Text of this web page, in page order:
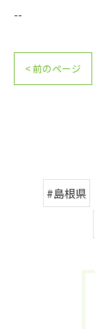
--
< 前のページ
#島根県